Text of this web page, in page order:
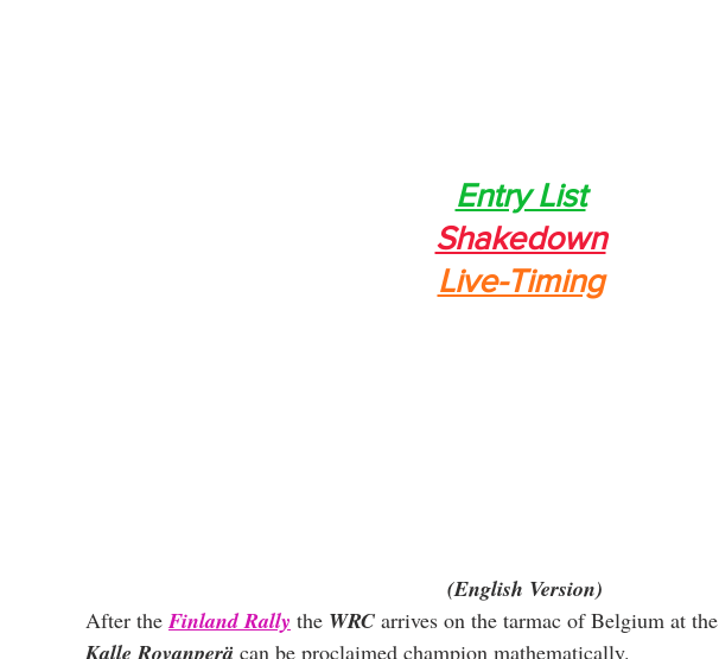
Entry List
Shakedown
Live-Timing
(English Version)
After the Finland Rally the WRC arrives on the tarmac of Belgium at the
Kalle Rovanperä can be proclaimed champion mathematically.